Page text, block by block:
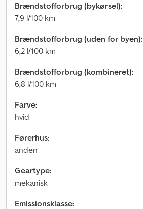
Brændstofforbrug (bykørsel):
7,9 l/100 km
Brændstofforbrug (uden for byen):
6,2 l/100 km
Brændstofforbrug (kombineret):
6,8 l/100 km
Farve:
hvid
Førerhus:
anden
Geartype:
mekanisk
Emissionsklasse: